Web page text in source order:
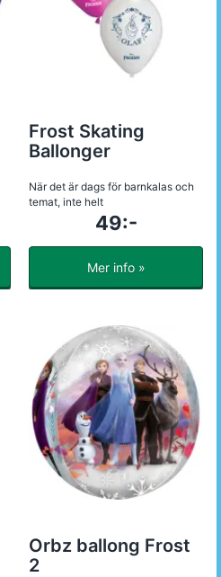
Frost Skating
Ballonger
När det är dags för barnkalas och
temat, inte helt
49:-
Mer info »
Orbz ballong Frost
2